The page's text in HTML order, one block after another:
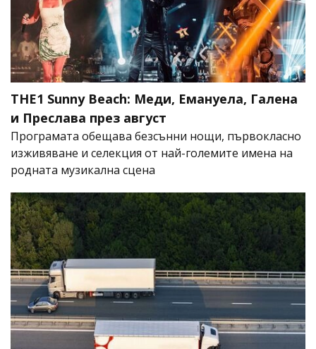
THE1 Sunny Beach: Меди, Емануела, Галена
и Преслава през август
Програмата обещава безсънни нощи, първокласно
изживяване и селекция от най-големите имена на
родната музикална сцена